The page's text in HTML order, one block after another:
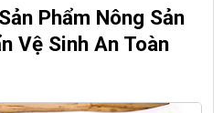
Phẩm Nông Sản
Vệ Sinh An Toàn